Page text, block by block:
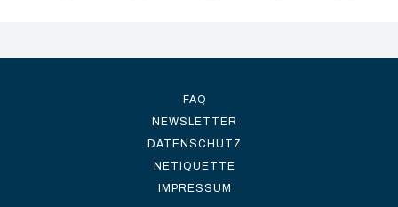
FAQ
NEWSLETTER
DATENSCHUTZ
NETIQUETTE
IMPRESSUM